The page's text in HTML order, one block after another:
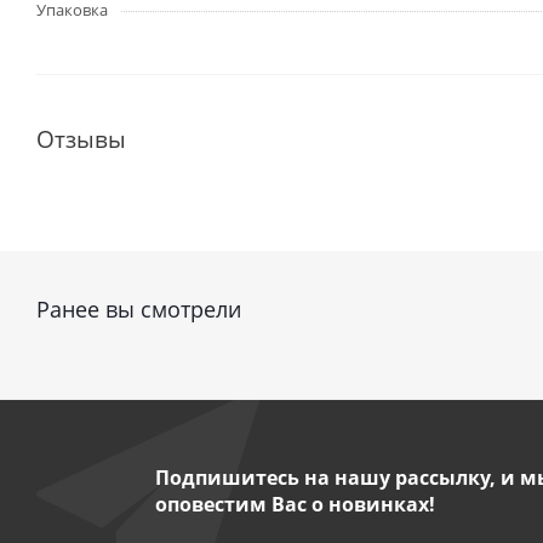
Упаковка
Отзывы
Ранее вы смотрели
Подпишитесь на нашу рассылку, и
оповестим Вас о новинках!